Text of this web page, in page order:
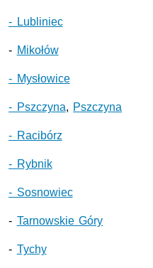
- Lubliniec
- Mikołów
- Mysłowice
- Pszczyna, Pszczyna
- Racibórz
- Rybnik
- Sosnowiec
- Tarnowskie Góry
- Tychy